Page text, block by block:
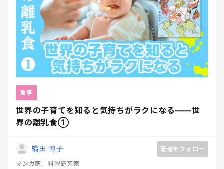
世界の子育てを知ると気持ちがラクになる――世
界の離乳食①
食事
織田 博子
著者をフォロー
マンガ家、料理研究家